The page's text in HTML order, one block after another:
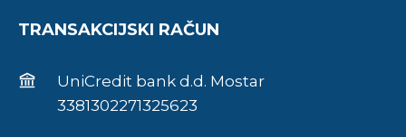
TRANSAKCIJSKI RAČUN
UniCredit bank d.d. Mostar
3381302271325623